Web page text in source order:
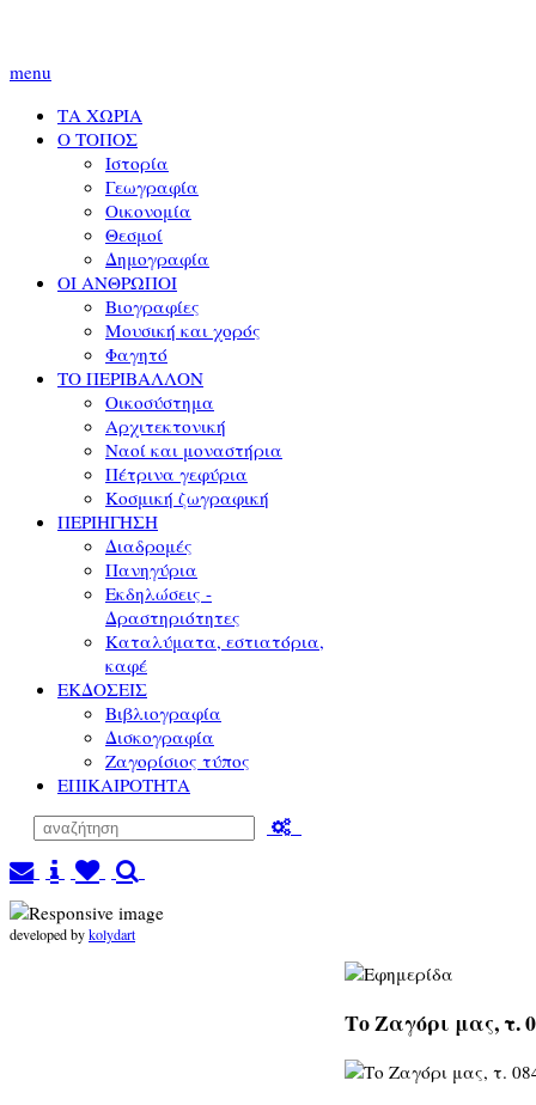
menu
ΤΑ ΧΩΡΙΑ
Ο ΤΟΠΟΣ
Ιστορία
Γεωγραφία
Οικονομία
Θεσμοί
Δημογραφία
ΟΙ ΑΝΘΡΩΠΟΙ
Βιογραφίες
Μουσική και χορός
Φαγητό
ΤΟ ΠΕΡΙΒΑΛΛΟΝ
Οικοσύστημα
Αρχιτεκτονική
Ναοί και μοναστήρια
Πέτρινα γεφύρια
Κοσμική ζωγραφική
ΠΕΡΙΗΓΗΣΗ
Διαδρομές
Πανηγύρια
Εκδηλώσεις -
Δραστηριότητες
Καταλύματα, εστιατόρια,
καφέ
ΕΚΔΟΣΕΙΣ
Βιβλιογραφία
Δισκογραφία
Ζαγορίσιος τύπος
ΕΠΙΚΑΙΡΟΤΗΤΑ
developed bykolydart
Το Ζαγόρι μας, τ.